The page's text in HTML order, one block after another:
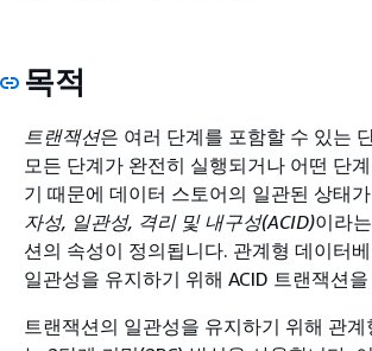
목적
트랜잭션은 여러 단계를 포함할 수 있는
모든 단계가 완전히 실행되거나 어떤 단
기 때문에 데이터 스토어의 일관된 상태
자성, 일관성, 격리 및 내구성(ACID)이라
션의 속성이 정의됩니다. 관계형 데이터
일관성을 유지하기 위해 ACID 트랜잭션
트랜잭션의 일관성을 유지하기 위해 관